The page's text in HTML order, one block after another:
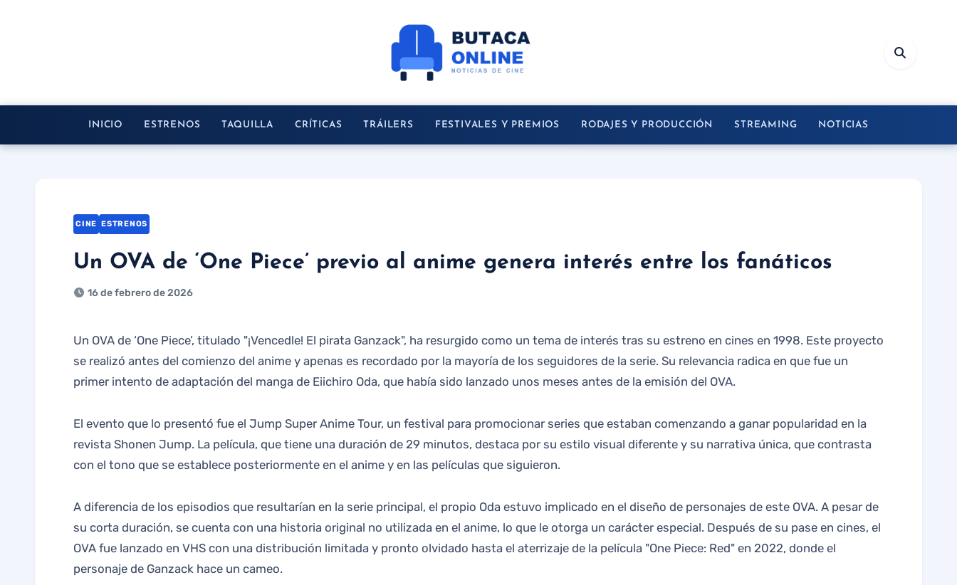
INICIO ESTRENOS TAQUILLA CRÍTICAS TRÁILERS FESTIVALES Y PREMIOS RODAJES Y PRODUCCIÓN STREAMING NOTICIAS
CINE ESTRENOS
Un OVA de ‘One Piece’ previo al anime genera interés entre los fanáticos
16 de febrero de 2026
Un OVA de ‘One Piece’, titulado "¡Vencedle! El pirata Ganzack", ha resurgido como un tema de interés tras su estreno en cines en 1998. Este proyecto
se realizó antes del comienzo del anime y apenas es recordado por la mayoría de los seguidores de la serie. Su relevancia radica en que fue un
primer intento de adaptación del manga de Eiichiro Oda, que había sido lanzado unos meses antes de la emisión del OVA.
El evento que lo presentó fue el Jump Super Anime Tour, un festival para promocionar series que estaban comenzando a ganar popularidad en la
revista Shonen Jump. La película, que tiene una duración de 29 minutos, destaca por su estilo visual diferente y su narrativa única, que contrasta
con el tono que se establece posteriormente en el anime y en las películas que siguieron.
A diferencia de los episodios que resultarían en la serie principal, el propio Oda estuvo implicado en el diseño de personajes de este OVA. A pesar de
su corta duración, se cuenta con una historia original no utilizada en el anime, lo que le otorga un carácter especial. Después de su pase en cines, el
OVA fue lanzado en VHS con una distribución limitada y pronto olvidado hasta el aterrizaje de la película "One Piece: Red" en 2022, donde el
personaje de Ganzack hace un cameo.